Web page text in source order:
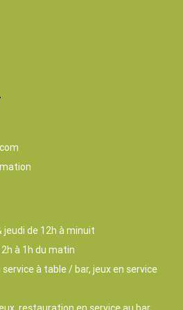
jeudi de 12h à minuit
à 1h du matin
à table / bar, jeux en service